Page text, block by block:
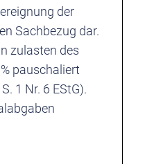
der
Sachbezug dar.
zulasten des
pauschaliert
1 Nr. 6 EStG).